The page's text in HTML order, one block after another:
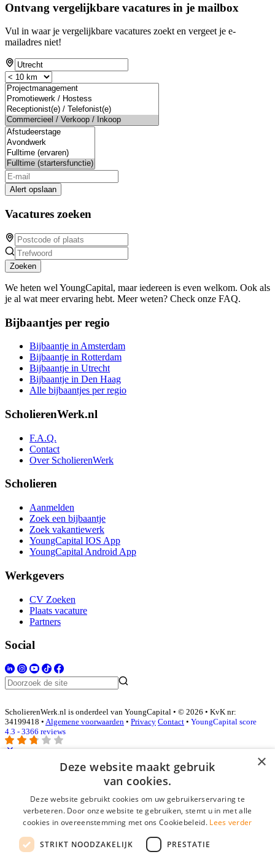
Ontvang vergelijkbare vacatures in je mailbox
Vul in waar je vergelijkbare vacatures zoekt en vergeet je e-
mailadres niet!
Alert opslaan
Vacatures zoeken
Zoeken
We heten wel YoungCapital, maar iedereen is even welkom. Ook als
je al wat meer ervaring hebt. Meer weten? Check onze FAQ.
Bijbaantjes per regio
Bijbaantje in Amsterdam
Bijbaantje in Rotterdam
Bijbaantje in Utrecht
Bijbaantje in Den Haag
Alle bijbaantjes per regio
ScholierenWerk.nl
F.A.Q.
Contact
Over ScholierenWerk
Scholieren
Aanmelden
Zoek een bijbaantje
Zoek vakantiewerk
YoungCapital IOS App
YoungCapital Android App
Werkgevers
CV Zoeken
Plaats vacature
Partners
Social
ScholierenWerk.nl is onderdeel van YoungCapital • © 2026 • KvK nr:
34199418 • Algemene voorwaarden • Privacy Contact • YoungCapital score
4.3 - 3366 reviews
Inloggen als bedrijf
E-mail*
Wachtwoord
login gegevens onthouden
×
Deze website maakt gebruik
van cookies.
Deze website gebruikt cookies om uw gebruikerservaring te
verbeteren. Door onze website te gebruiken, stemt u in met alle
cookies in overeenstemming met ons Cookiebeleid. Lees verder
STRIKT NOODZAKELIJK PRESTATIE